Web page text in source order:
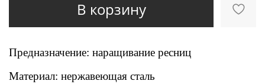
В корзину
Предназначение: наращивание ресниц
Материал: нержавеющая сталь